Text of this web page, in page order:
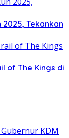
2025, Tekankan
of The Kings di